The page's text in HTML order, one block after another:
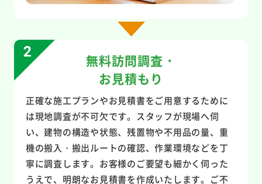
無料訪問調査・
お見積もり
正確な施工プランやお見積書をご用意するために
は現地調査が不可欠です。スタッフが現場へ伺
い、建物の構造や状態、残置物や不用品の量、重
機の搬入・搬出ルートの確認、作業環境などを丁
寧に調査します。お客様のご要望も細かく伺った
うえで、明朗なお見積書を作成いたします。ご不